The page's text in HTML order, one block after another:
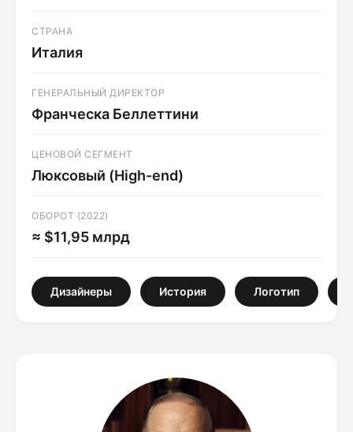
СТРАНА
Италия
ГЕНЕРАЛЬНЫЙ ДИРЕКТОР
Франческа Беллеттини
ЦЕНОВОЙ СЕГМЕНТ
Люксовый (High-end)
ОБОРОТ (2022)
≈ $11,95 млрд
Дизайнеры История Логотип